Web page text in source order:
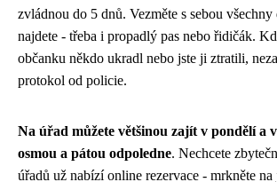
zvládnou do 5 dnů. Vezměte s sebou
najdete - třeba i propadlý pas nebo řidičák.
občanku někdo ukradl nebo jste ji ztratili,
protokol od policie.
Na úřad můžete většinou zajít v pondělí a
osmou a pátou odpoledne. Nechcete
úřadů už nabízí online rezervace - mrkněte